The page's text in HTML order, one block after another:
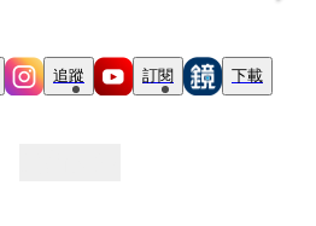
追蹤 訂閱 下載